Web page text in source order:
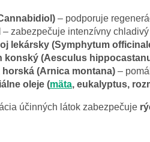
– podporuje
– zabezpečuje intenzívny
lekársky (Symphytum
konský (Aesculus
horská (Arnica montana) –
oleje (mäta, eukalyptus,
účinných látok zabezpečuje